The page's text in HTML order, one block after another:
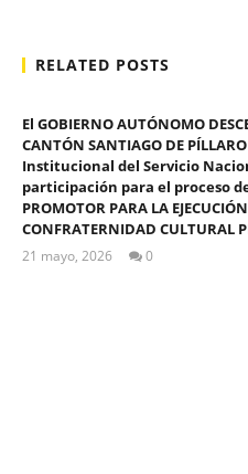
RELATED POSTS
El GOBIERNO AUTÓNOMO
CANTÓN SANTIAGO DE
Institucional del Servicio
participación para el proceso de
PROMOTOR PARA LA
CONFRATERNIDAD CULTURAL
21 mayo, 2026
0